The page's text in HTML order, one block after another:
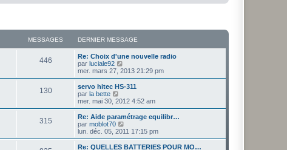
MESSAGES DERNIER MESSAGE
446
Re: Choix d'une nouvelle radio
par luciale92
o
i
r
e
r
n
i
mer. mars 27, 2013 21:29 pm
130
servo hitec HS-311
par la bette
o
i
r
l
e
e
mer. mai 30, 2012 4:52 am
315
Re: Aide paramétrage equilibr…
par moblot70
o
i
r
lun. déc. 05, 2011 17:15 pm
Re: QUELLES BATTERIES POUR MO…